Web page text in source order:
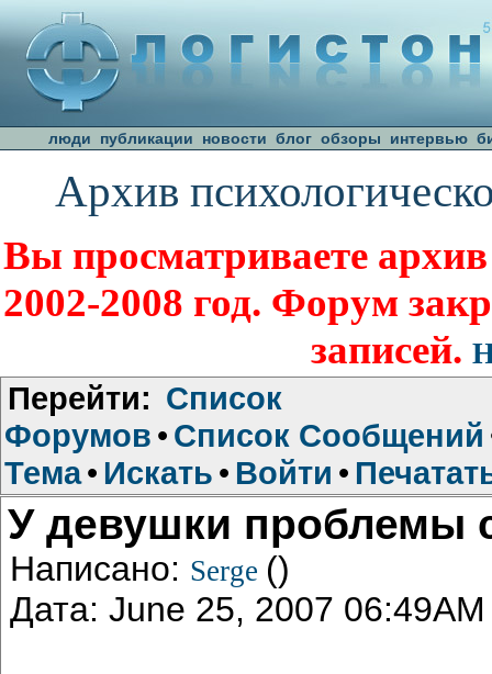
люди публикации новости блог обзоры интервью
Архив
Вы просматриваете
2002-2008 год. Форум
записей.
Перейти: Список
Форумов • Список Сообщений
Тема• Искать • Войти •
У девушки проблемы
Написано: Serge ()
Дата: June 25, 2007 06:49AM